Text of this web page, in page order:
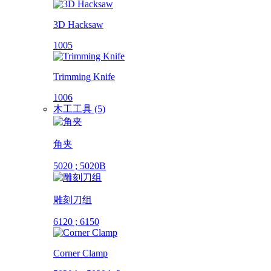
3D Hacksaw
1005
Trimming Knife
1006
木工工具 (5)
角夹
5020 ; 5020B
雕刻刀组
6120 ; 6150
Corner Clamp